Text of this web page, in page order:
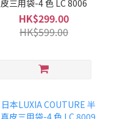
皮三用袋-4 色 LC 8006
HK$299.00
HK$599.00